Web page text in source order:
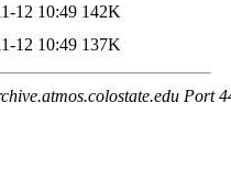
12 10:49 142K
12 10:49 137K
Port